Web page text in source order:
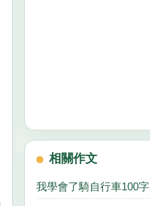
相關作文
我學會了騎自行車100字